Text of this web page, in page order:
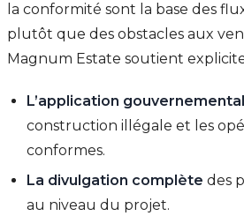
la conformité sont la base des
plutôt que des obstacles aux
Magnum Estate soutient
L’application
construction illégale et les
conformes.
La divulgation complète des
au niveau du projet.